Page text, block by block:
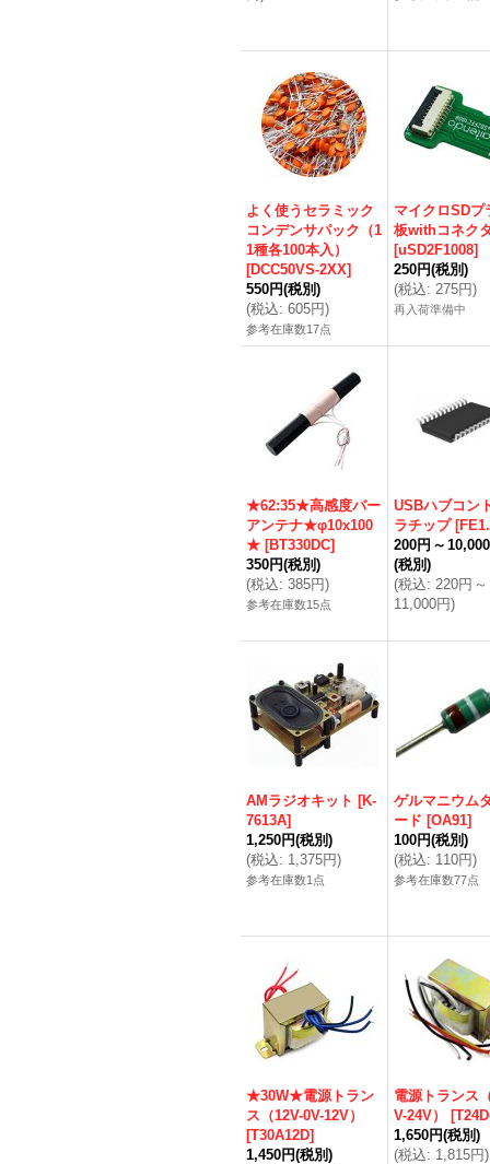
よく使うセラミック
コンデンサパック（1
1種各100本入）
[DCC50VS-2XX]
550円(税別)
(税込: 605円)
参考在庫数17点
マイクロSDプ
板withコネク
[uSD2F1008]
250円(税別)
(税込: 275円)
再入荷準備中
★62:35★高感度バー
アンテナ★φ10x100
★ [BT330DC]
350円(税別)
(税込: 385円)
参考在庫数15点
USBハブコン
ラチップ [
200円 ～
(税別)
(税込: 220円 ～
11,000円)
AMラジオキット [K-
7613A]
1,250円(税別)
(税込: 1,375円)
参考在庫数1点
ゲルマニウム
ード [OA91]
100円(税別)
(税込: 110円)
参考在庫数77点
★30W★電源トラン
ス（12V-0V-12V）
[T30A12D]
1,450円(税別)
電源トランス
V-24V）
[
1,650円(税別)
(税込: 1,815円)